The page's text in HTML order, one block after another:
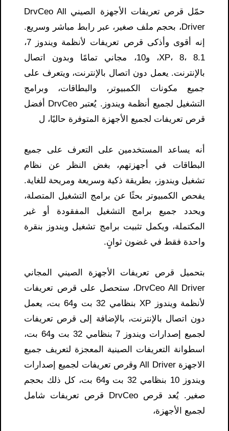
حمّل قرص تعريفات الأجهزة الصيني DrvCeo All
Driver، بحجم ملف صغير، عبر رابط مباشر وسريع.
إنه أقوى وأذكى قرص تعريفات لأنظمة ويندوز 7،
XP، 8، 8.1، و10، مجاني تمامًا وبدون اتصال
بالإنترنت. يعمل دون اتصال بالإنترنت، ويتعرف على
جميع مكونات الكمبيوتر، والبطاقات، وبرامج
التشغيل لجميع أنظمة ويندوز. يُعتبر DrvCeo أفضل
قرص تعريفات لجميع الأجهزة المتوفرة حاليًا، ل
أنه يساعد المستخدمين على التعرف على جميع
البطاقات في أجهزتهم، بغض النظر عن نظام
تشغيل ويندوز، بطريقة ذكية وسريعة ومريحة للغاية.
يفحص الكمبيوتر بحثًا عن برامج التشغيل المتصلة،
ويحدد جميع برامج التشغيل المفقودة أو غير
المكتملة، ويكمل تثبيت برامج تشغيل ويندوز بنقرة
واحدة فقط في غضون ثوانٍ.
بتحميل قرص تعريفات الأجهزة الصيني المجاني
DrvCeo All Driver، ستحصل على قرص تعريفات
لأنظمة ويندوز XP بنظامي 32 بت و64 بت، يعمل
دون اتصال بالإنترنت، بالإضافة إلى قرص تعريفات
لجميع إصدارات ويندوز 7 بنظامي 32 بت و64 بت،
اسطوانة التعريفات الصينية المعجزة لتعريف جميع
الاجهزة All Driver وقرص تعريفات لجميع إصدارات
ويندوز 10 بنظامي 32 بت و64 بت، كل ذلك بحجم
صغير. يُعد قرص DrvCeo قرص تعريفات شامل
لجميع الأجهزة،